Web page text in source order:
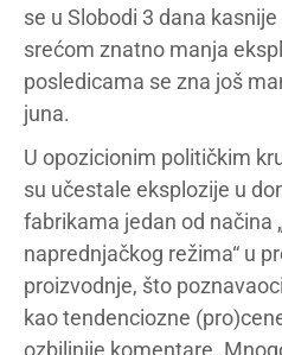
se u Slobodi 3 dana
srećom znatno manja
posledicama se zna još
juna.
U opozicionim političkim
su učestale eksplozije u
fabrikama jedan od načina
naprednjačkog režima“ u
proizvodnje, što
kao tendenciozne
ozbiljnije komentare.